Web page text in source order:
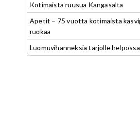
Kotimaista ruusua Kangasalta
Apetit – 75 vuotta kotimaista
ruokaa
Luomuvihanneksia tarjolle